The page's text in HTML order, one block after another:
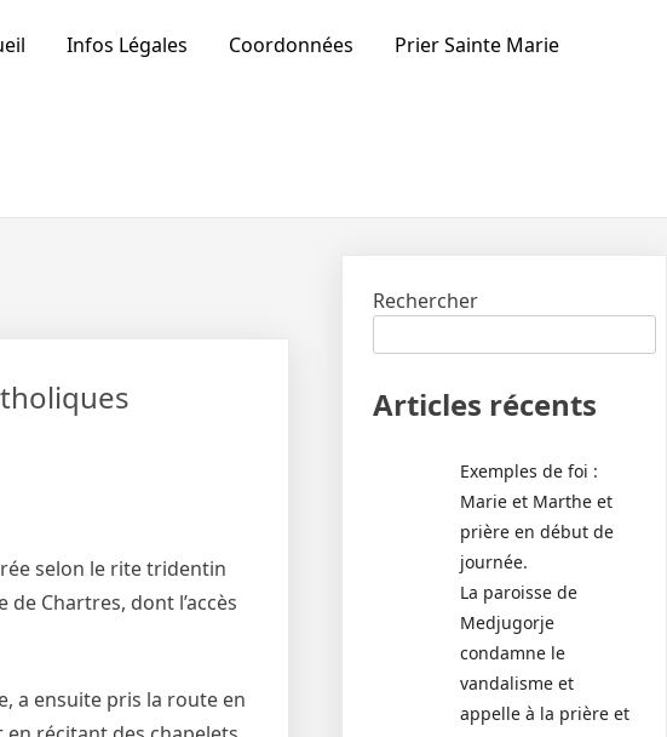
Infos Légales Coordonnées Prier Sainte Marie
selon le rite tridentin
Chartres, dont l’accès
a ensuite pris la route en
Rechercher
Articles récents
Exemples de foi :
Marie et Marthe et
prière en début de
journée.
La paroisse de
Medjugorje
condamne le
vandalisme et
appelle à la prière et